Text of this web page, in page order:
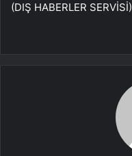
(DIŞ HABERLER SERVİSİ)